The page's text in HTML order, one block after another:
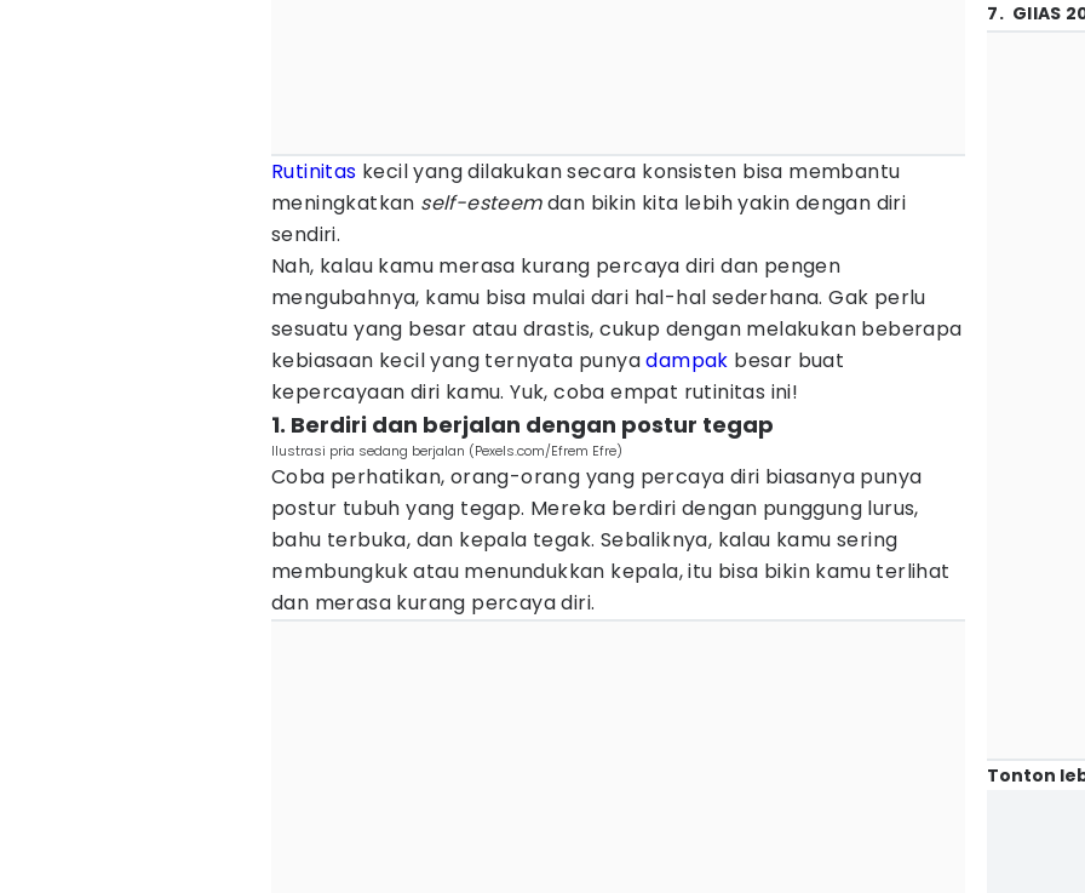
Rutinitas kecil yang dilakukan secara konsisten bisa membantu
meningkatkan self-esteemdan bikin kita lebih yakin dengan diri
sendiri.
Nah, kalau kamu merasa kurang percaya diri dan pengen
mengubahnya, kamu bisa mulai dari hal-hal sederhana. Gak perlu
sesuatu yang besar atau drastis, cukup dengan melakukan beberapa
kebiasaan kecil yang ternyata punyadampak besar buat
kepercayaan diri kamu. Yuk, coba empat rutinitas ini!
1. Berdiri dan berjalan dengan postur tegap
Ilustrasi pria sedang berjalan (Pexels.com/Efrem Efre)
Coba perhatikan, orang-orang yang percaya diri biasanya punya
postur tubuh yang tegap. Mereka berdiri dengan punggung lurus,
bahu terbuka, dan kepala tegak. Sebaliknya, kalau kamu sering
membungkuk atau menundukkan kepala, itu bisa bikin kamu terlihat
dan merasa kurang percaya diri.
7. GIIAS
Tonton